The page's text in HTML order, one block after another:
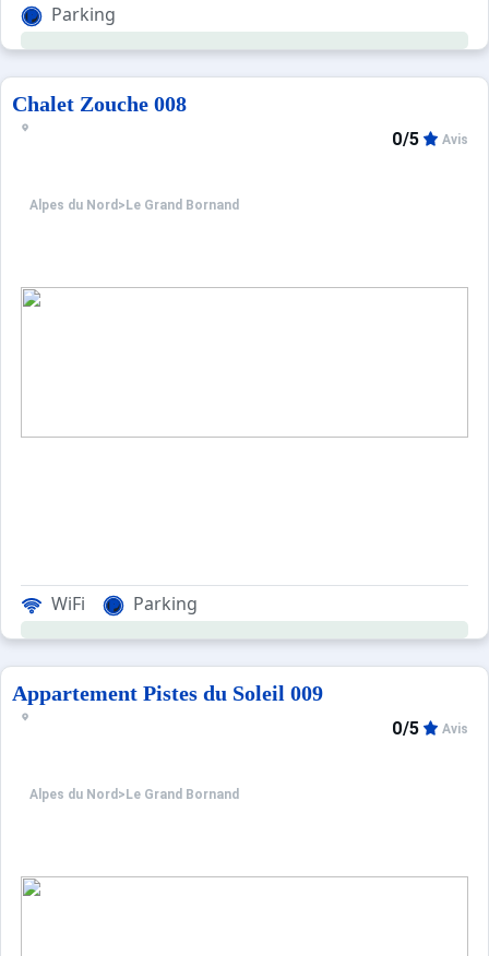
Parking
Chalet Zouche 008
Alpes du Nord > Le Grand Bornand
0/5 Avis
WiFi Parking
Appartement Pistes du Soleil 009
Alpes du Nord > Le Grand Bornand
0/5 Avis